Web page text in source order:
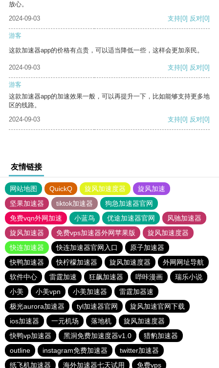
放心。
2024-09-03
支持[0] 反对[0]
游客
这款加速器app的价格有点贵，可以适当降低一些，这样会更加亲民。
2024-09-03 支持[0] 反对[0]
游客
这款加速器app的加速效果一般，可以再提升一下，比如能够支持更多地
区的线路。
2024-09-03
支持[0] 反对[0]
友情链接
网站地图 QuickQ 旋风加速度器
旋风加速
坚果加速器
tiktok加速器
狗急加速器官网
免费vqn外网加速
小蓝鸟 优途加速器官网
风驰加速器
旋风加速器
免费vps加速器外网苹果版
旋风加速度器
快连加速器
快连加速器官网入口
原子加速器
快鸭加速器
快柠檬加速器 旋风加速度器
外网网址导航
软件中心
雷霆加速 狂飙加速器 哔咔漫画
瑞乐小说
小美
小美vpn 小美加速器
雷霆加器速
极光aurora加速器
tyl加速器官网
旋风加速官网下载
ios加速器
一元机场 落地机
旋风加速度器
快鸭vp加速器
黑洞免费加速度器v1.0
猎豹加速器
outline
instagram免费加速器
twitter加速器
纸飞机加速器
海外加速器七天试用 免费vps